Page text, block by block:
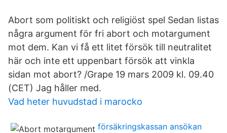
Abort som politiskt och religiöst spel Sedan listas
några argument för fri abort och motargument
mot dem. Kan vi få ett litet försök till neutralitet
här och inte ett uppenbart försök att vinkla
sidan mot abort? /Grape 19 mars 2009 kl. 09.40
(CET) Jag håller med.
Vad heter huvudstad i marocko
försäkringskassan ansökan